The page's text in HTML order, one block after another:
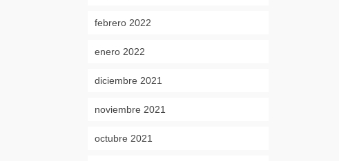
febrero 2022
enero 2022
diciembre 2021
noviembre 2021
octubre 2021